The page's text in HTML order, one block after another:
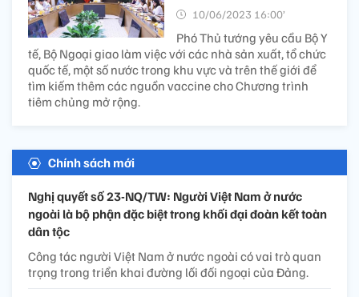
10/06/2023 16:00’
Phó Thủ tướng yêu cầu Bộ Y
tế, Bộ Ngoại giao làm việc với các nhà sản xuất, tổ chức
quốc tế, một số nước trong khu vực và trên thế giới để
tìm kiếm thêm các nguồn vaccine cho Chương trình
tiêm chủng mở rộng.
Chính sách mới
Nghị quyết số 23-NQ/TW: Người Việt Nam ở nước
ngoài là bộ phận đặc biệt trong khối đại đoàn kết toàn
dân tộc
Công tác người Việt Nam ở nước ngoài có vai trò quan
trọng trong triển khai đường lối đối ngoại của Đảng.